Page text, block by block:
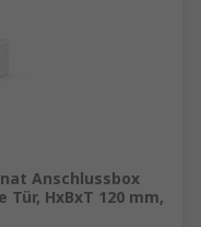
Anschlussbox
HxBxT 120 mm,